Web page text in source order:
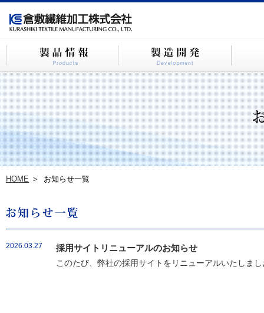
HOME お知らせ一覧
2026.03.27 採用サイトリニューアルのお知らせ
このたび、弊社の採用サイトをリニューアルいたしま